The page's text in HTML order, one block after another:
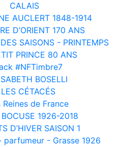
CALAIS
AUCLERT 1848-1914
D’ORIENT 170 ANS
SAISONS - PRINTEMPS
PRINCE 80 ANS
#NFTimbre7
BOSELLI
LES CÉTACÉS
Reines de France
BOCUSE 1926-2018
D’HIVER SAISON 1
parfumeur - Grasse 1926